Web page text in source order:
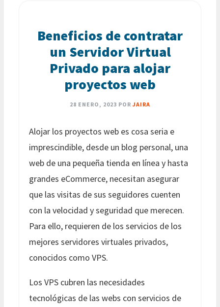
Beneficios de contratar
un Servidor Virtual
Privado para alojar
proyectos web
28 ENERO, 2023 POR JAIRA
Alojar los proyectos web es cosa seria e
imprescindible, desde un blog personal, una
web de una pequeña tienda en línea y hasta
grandes eCommerce, necesitan asegurar
que las visitas de sus seguidores cuenten
con la velocidad y seguridad que merecen.
Para ello, requieren de los servicios de los
mejores servidores virtuales privados,
conocidos como VPS.
Los VPS cubren las necesidades
tecnológicas de las webs con servicios de